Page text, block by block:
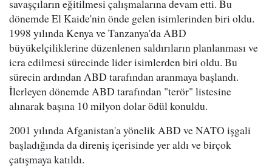
savaşçıların eğitilmesi çalışmalarına devam etti. Bu
dönemde El Kaide'nin önde gelen isimlerinden biri oldu.
1998 yılında Kenya ve Tanzanya'da ABD
büyükelçiliklerine düzenlenen saldırıların planlanması ve
icra edilmesi sürecinde lider isimlerden biri oldu. Bu
sürecin ardından ABD tarafından aranmaya başlandı.
İlerleyen dönemde ABD tarafından "terör" listesine
alınarak başına 10 milyon dolar ödül konuldu.
2001 yılında Afganistan'a yönelik ABD ve NATO işgali
başladığında da direniş içerisinde yer aldı ve birçok
çatışmaya katıldı.